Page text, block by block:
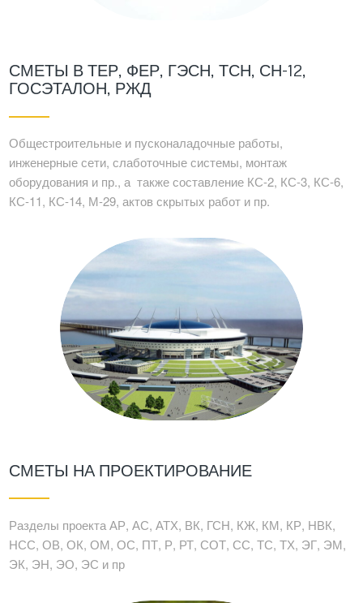
СМЕТЫ В ТЕР, ФЕР, ГЭСН, ТСН, СН-12,
ГОСЭТАЛОН, РЖД
Общестроительные и пусконаладочные работы,
инженерные сети, слаботочные системы, монтаж
оборудования и пр., а также составление КС-2, КС-3, КС-6,
КС-11, КС-14, М-29, актов скрытых работ и пр.
СМЕТЫ НА ПРОЕКТИРОВАНИЕ
Разделы проекта АР, АС, АТХ, ВК, ГСН, КЖ, КМ, КР, НВК,
НСС, ОВ, ОК, ОМ, ОС, ПТ, Р, РТ, СОТ, СС, ТС, ТХ, ЭГ, ЭМ,
ЭК, ЭН, ЭО, ЭС и пр